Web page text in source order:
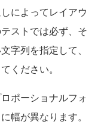
によってレイアウ
ストでは必ず、そ
字列を指定して、
ください。
ポーショナルフォ
幅が異なります。